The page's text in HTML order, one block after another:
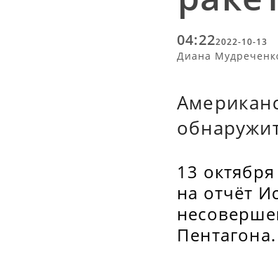
04:222022-10-13
Диана
13
на отчёт
Пентагона.